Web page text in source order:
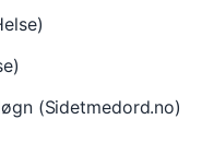
(Sidetmedord.no)